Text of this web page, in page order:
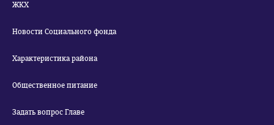
ЖКХ
Новости Социального фонда
Характеристика района
Общественное питание
Задать вопрос Главе